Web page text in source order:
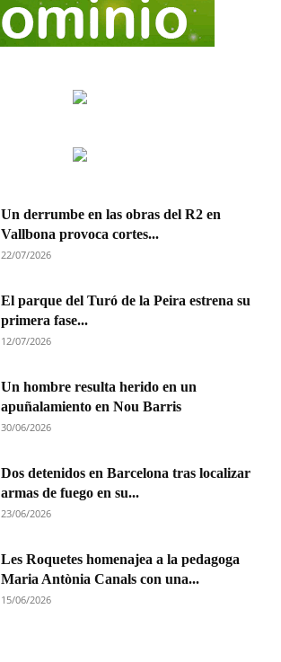
Un derrumbe en las obras del R2 en
Vallbona provoca cortes...
22/07/2026
El parque del Turó de la Peira estrena su
primera fase...
12/07/2026
Un hombre resulta herido en un
apuñalamiento en Nou Barris
30/06/2026
Dos detenidos en Barcelona tras localizar
armas de fuego en su...
23/06/2026
Les Roquetes homenajea a la pedagoga
Maria Antònia Canals con una...
15/06/2026